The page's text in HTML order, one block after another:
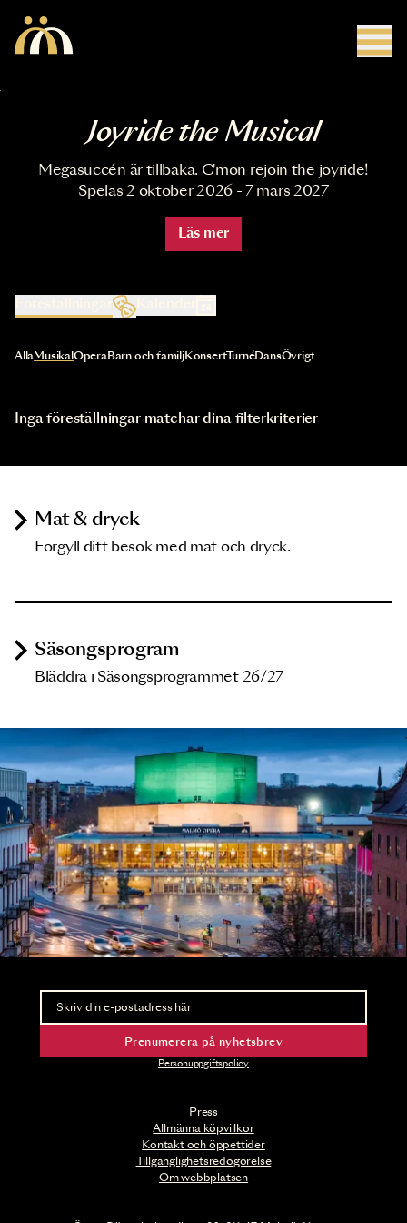
Joyride the Musical
Megasuccén är tillbaka. C'mon rejoin the joyride!
Spelas 2 oktober 2026 - 7 mars 2027
Läs mer
Kalender
Val av kategori uppdaterar innehållet automatiskt
AllaMusikal OperaBarn och familjKonsertTurnéDansÖvrigt
Inga föreställningar matchar dina filterkriterier
Mat & dryck
Förgyll ditt besök med mat och dryck.
Säsongsprogram
Bläddra i Säsongsprogrammet 26/27
Press
Allmänna köpvillkor
Kontakt och öppettider
Tillgänglighetsredogörelse
Om webbplatsen
Nyhetsbrev
Ta del av förhandsinformation och biljettsläpp.
Prenumerera på nyhetsbrev
Personuppgiftspolicy